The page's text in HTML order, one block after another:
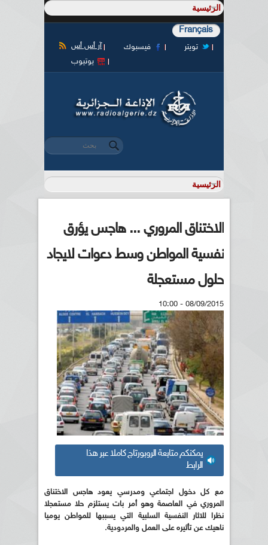
Français
آر أس أس فيسبوك
تويتر
يوتيوب
استمارة البحث
‏بحث ‏
الاختناق المروري ... هاجس يؤرق
نفسية المواطن وسط دعوات لايجاد
حلول مستعجلة
08/09/2015 - 10:00
يمكنكم متابعة الروبورتاج كاملا عبر هذا
الرابط
مع كل دخول اجتماعي ومدرسي يعود هاجس الاختناق
المروري في العاصمة وهو أمر بات يستلزم حلا مستعجلا
نظرا للاثار النفسية السلبية التي يسببها للمواطن يوميا
ناهيك عن تأثيره على العمل والمردودية.